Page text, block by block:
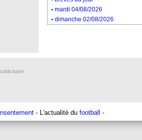
. mardi 04/08/2026
. dimanche 02/08/2026
- L'actualité du football -